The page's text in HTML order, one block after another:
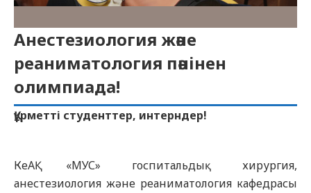
Анестезиология және
реаниматология пәнінен
олимпиада!
Құрметті студенттер, интерндер!
КеАҚ «МУС» госпитальдық хирургия,
анестезиология және реаниматология кафедрасы